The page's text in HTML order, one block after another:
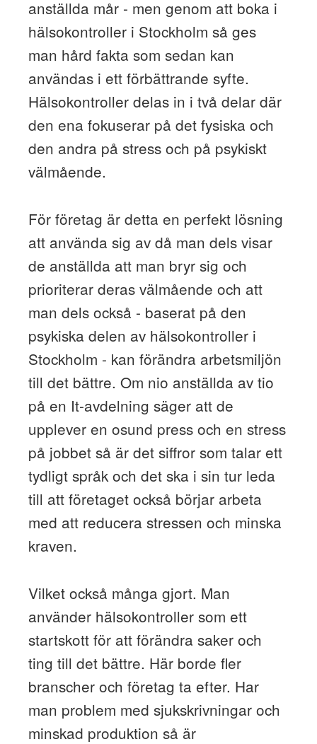
anställda mår - men genom att boka i
hälsokontroller i Stockholm så ges
man hård fakta som sedan kan
användas i ett förbättrande syfte.
Hälsokontroller delas in i två delar där
den ena fokuserar på det fysiska och
den andra på stress och på psykiskt
välmående.
För företag är detta en perfekt lösning
att använda sig av då man dels visar
de anställda att man bryr sig och
prioriterar deras välmående och att
man dels också - baserat på den
psykiska delen av hälsokontroller i
Stockholm - kan förändra arbetsmiljön
till det bättre. Om nio anställda av tio
på en It-avdelning säger att de
upplever en osund press och en stress
på jobbet så är det siffror som talar ett
tydligt språk och det ska i sin tur leda
till att företaget också börjar arbeta
med att reducera stressen och minska
kraven.
Vilket också många gjort. Man
använder hälsokontroller som ett
startskott för att förändra saker och
ting till det bättre. Här borde fler
branscher och företag ta efter. Har
man problem med sjukskrivningar och
minskad produktion så är